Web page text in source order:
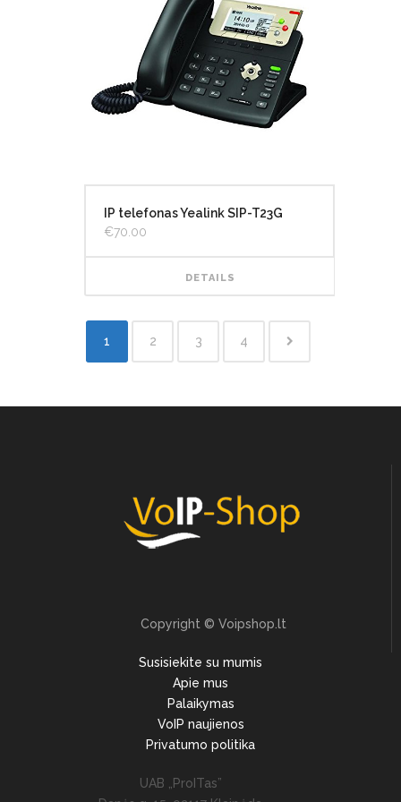
IP telefonas Yealink SIP-T23G
€70.00
DETAILS
1 2 3 4
Copyright © Voipshop.lt
Susisiekite su mumis
Apie mus
Palaikymas
VoIP naujienos
Privatumo politika
UAB „ProITas”